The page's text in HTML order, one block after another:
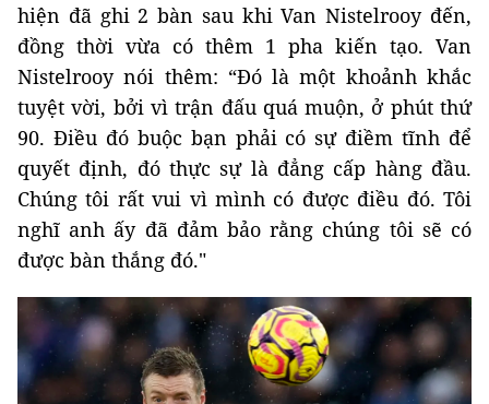
hiện đã ghi 2 bàn sau khi Van Nistelrooy đến,
đồng thời vừa có thêm 1 pha kiến ​​tạo. Van
Nistelrooy nói thêm: “Đó là một khoảnh khắc
tuyệt vời, bởi vì trận đấu quá muộn, ở phút thứ
90. Điều đó buộc bạn phải có sự điềm tĩnh để
quyết định, đó thực sự là đẳng cấp hàng đầu.
Chúng tôi rất vui vì mình có được điều đó. Tôi
nghĩ anh ấy đã đảm bảo rằng chúng tôi sẽ có
được bàn thắng đó."